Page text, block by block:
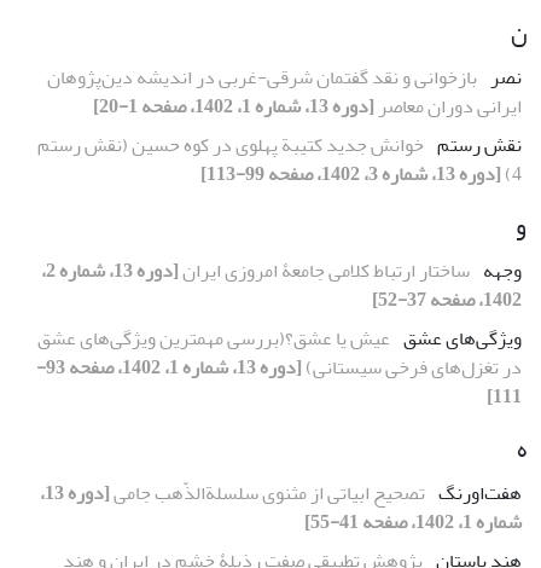
ن
نصر بازخوانی و نقد گفتمان شرقی-غربی در اندیشه دین‌پژوهان
ایرانی دوران معاصر [دوره 13، شماره 1، 1402، صفحه 1-20]
نقش رستم خوانش جدید کتیبة پهلوی در کوه حسین (نقش ‌رستم
4) [دوره 13، شماره 3، 1402، صفحه 99-113]
و
وجهه ساختار ارتباط کلامی جامعۀ امروزی ایران
[دوره 13، شماره 2،
1402، صفحه 37-52]
ویژگی‌‌های عشق عیش یا عشق؟(بررسی مهمترین ویژگی‌های عشق
در تغزل‌های فرخی سیستانی)
[دوره 13، شماره 1، 1402، صفحه 93-
111]
ه
هفت‌اورنگ تصحیح ابیاتی از مثنوی سلسلة‌الذّهب جامی
[دوره 13،
شماره 1، 1402، صفحه 41-55]
هند باستان پژوهش تطبیقی صفت رذیلۀ خشم در ایران و هند